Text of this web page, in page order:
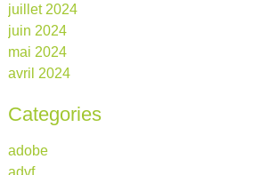
juillet 2024
juin 2024
mai 2024
avril 2024
Categories
adobe
advf